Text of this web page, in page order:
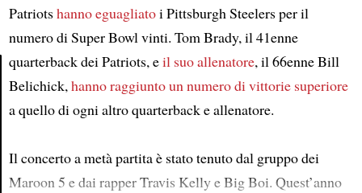
Patriotshanno eguagliatoi Pittsburgh Steelers per il
numero di Super Bowl vinti. Tom Brady, il 41enne
quarterback dei Patriots, eil suo allenatore, il 66enne Bill
Belichick,hanno raggiunto un numero di vittorie superiore
a quello di ogni altro quarterback e allenatore.
Il concerto a metà partita è stato tenuto dal gruppo dei
Maroon 5 e dai rapper Travis Kelly e Big Boi. Quest’anno